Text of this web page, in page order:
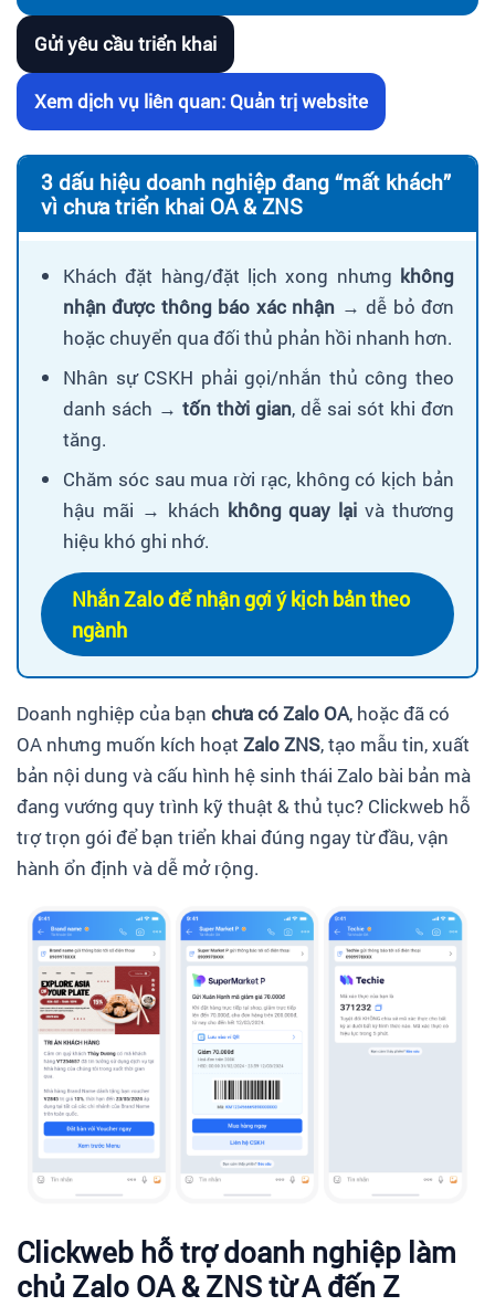
Gửi yêu cầu triển khai
Xem dịch vụ liên quan: Quản trị website
3 dấu hiệu doanh nghiệp đang “mất khách”
vì chưa triển khai OA & ZNS
Khách đặt hàng/đặt lịch xong nhưng không
nhận được thông báo xác nhận → dễ bỏ đơn
hoặc chuyển qua đối thủ phản hồi nhanh hơn.
Nhân sự CSKH phải gọi/nhắn thủ công theo
danh sách → tốn thời gian, dễ sai sót khi đơn
tăng.
Chăm sóc sau mua rời rạc, không có kịch bản
hậu mãi → khách không quay lại và thương
hiệu khó ghi nhớ.
Nhắn Zalo để nhận gợi ý kịch bản theo
ngành
Doanh nghiệp của bạn chưa có Zalo OA, hoặc đã có
OA nhưng muốn kích hoạt Zalo ZNS, tạo mẫu tin, xuất
bản nội dung và cấu hình hệ sinh thái Zalo bài bản mà
đang vướng quy trình kỹ thuật & thủ tục? Clickweb hỗ
trợ trọn gói để bạn triển khai đúng ngay từ đầu, vận
hành ổn định và dễ mở rộng.
Clickweb hỗ trợ doanh nghiệp làm
chủ Zalo OA & ZNS từ A đến Z